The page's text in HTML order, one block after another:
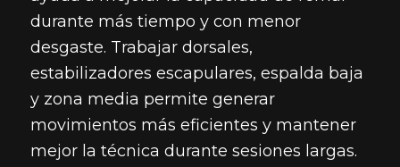
durante más tiempo y con menor
desgaste. Trabajar dorsales,
estabilizadores escapulares, espalda baja
y zona media permite generar
movimientos más eficientes y mantener
mejor la técnica durante sesiones largas.